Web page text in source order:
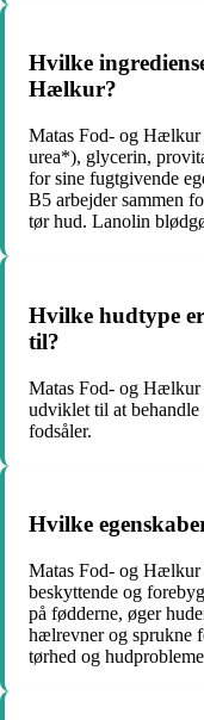
Hvilke
Hælkur?
Matas Fod- og Hælkur
urea*), glycerin,
for sine fugtgivende
B5 arbejder sammen
tør hud. Lanolin
Hvilke hudtype
til?
Matas Fod- og Hælkur
udviklet til at
fodsåler.
Hvilke
Matas Fod- og Hælkur
beskyttende og
på fødderne, øger
hælrevner og sprukne
tørhed og